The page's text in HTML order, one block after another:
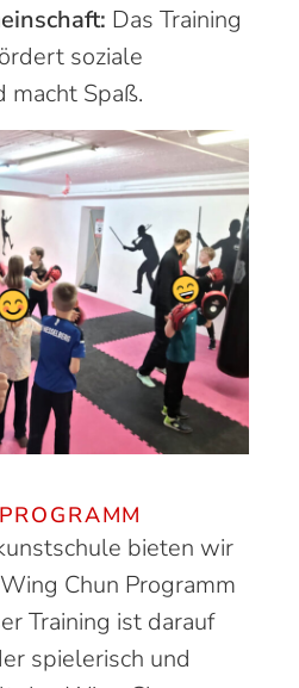
Das Training
soziale
macht Spaß.
bieten wir
Chun Programm
Training ist darauf
spielerisch und